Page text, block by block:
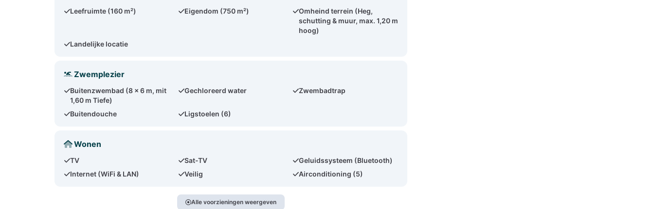
Leefruimte (160 m²) Eigendom (750 m²)
Omheind terrein (Heg,
schutting & muur, max. 1,20 m
hoog)
Landelijke locatie
Zwemplezier
Buitenzwembad (8 x 6 m, mit
1,60 m Tiefe)
Gechloreerd water Zwembadtrap
Buitendouche Ligstoelen (6)
Wonen
TV Sat-TV
Geluidssysteem (Bluetooth)
Internet (WiFi & LAN)
Veilig Airconditioning (5)
Alle voorzieningen weergeven